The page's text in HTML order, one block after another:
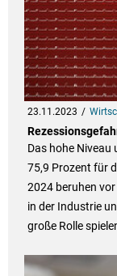
23.11.2023
Das hohe Niveau
75,9 Prozent für
2024 beruhen
in der Industrie
große Rolle